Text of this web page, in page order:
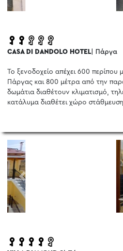
CASA DI DANDOLO HOTEL| Πάργα
Το ξενοδοχείο απέχει 600
Πάργας και 800 μέτρα από την
δωμάτια διαθέτουν κλιματισμό,
κατάλυμα διαθέτει χώρο
Previous